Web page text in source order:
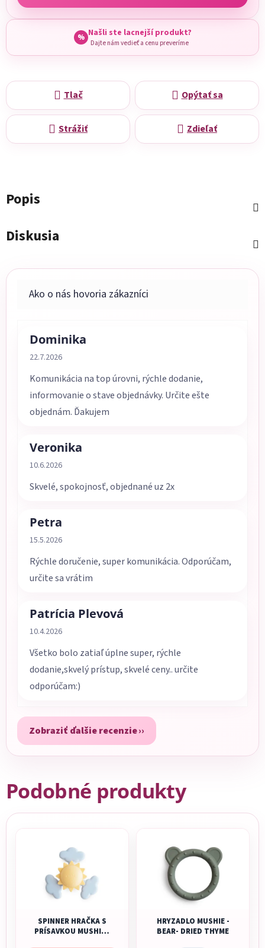
% Našli ste lacnejší produkt?
Dajte nám vedieť a cenu preveríme
Tlač Opýtať sa
Strážiť Zdieľať
Popis
Diskusia
Dominika
Hodnotenie obchodu je 5 z 5 hviezdičiek.
22.7.2026
Komunikácia na top úrovni, rýchle dodanie,
informovanie o stave objednávky. Určite ešte
objednám. Ďakujem
Veronika
Hodnotenie obchodu je 5 z 5 hviezdičiek.
10.6.2026
Skvelé, spokojnosť, objednané uz 2x
Petra
Hodnotenie obchodu je 5 z 5 hviezdičiek.
15.5.2026
Rýchle doručenie, super komunikácia. Odporúčam,
určite sa vrátim
Patrícia Plevová
Hodnotenie obchodu je 5 z 5 hviezdičiek.
10.4.2026
Všetko bolo zatiaľ úplne super, rýchle
dodanie,skvelý prístup, skvelé ceny.. určite
odporúčam:)
Zobraziť ďalšie recenzie
Podobné produkty
SPINNER HRAČKA S
PRÍSAVKOU MUSHIE -
HRYZADLO MUSHIE -
BEAR- DRIED THYME